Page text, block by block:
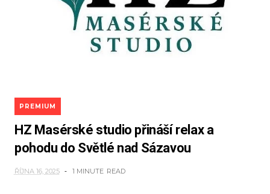
PREMIUM
HZ Masérské studio přináší relax a
pohodu do Světlé nad Sázavou
ŘÍJNA 16, 2025 1 MINUTE READ